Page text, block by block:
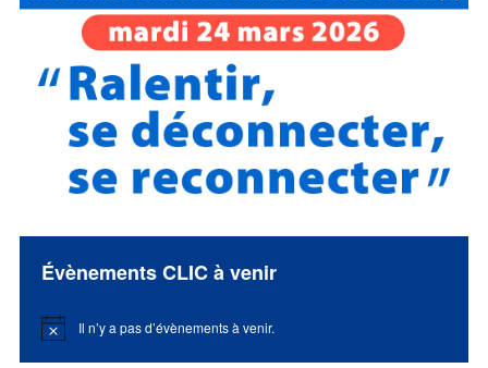
Évènements CLIC à venir
Notice Il n’y a pas d’évènements à venir.